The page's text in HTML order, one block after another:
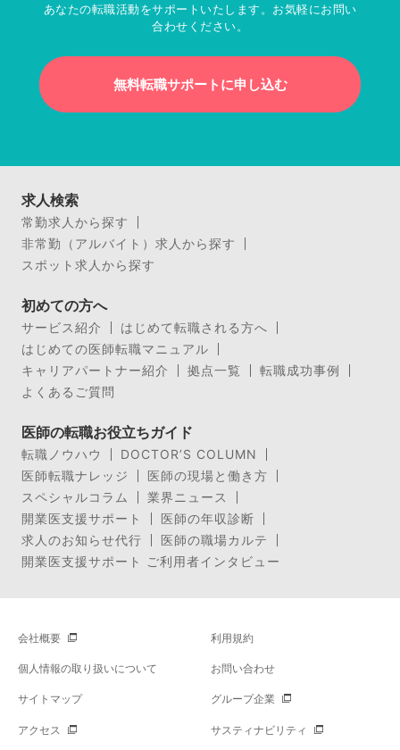
あなたの転職活動をサポートいたします。お気軽にお問い
合わせください。
無料転職サポートに申し込む
求人検索
常勤求人から探す
非常勤（アルバイト）求人から探す
スポット求人から探す
初めての方へ
サービス紹介
はじめて転職される方へ
はじめての医師転職マニュアル
キャリアパートナー紹介
拠点一覧
転職成功事例
よくあるご質問
医師の転職お役立ちガイド
転職ノウハウ
DOCTOR’S COLUMN
医師転職ナレッジ
医師の現場と働き方
スペシャルコラム
業界ニュース
開業医支援サポート
医師の年収診断
求人のお知らせ代行
医師の職場カルテ
開業医支援サポート ご利用者インタビュー
会社概要 利用規約
個人情報の取り扱いについて お問い合わせ
サイトマップ グループ企業
アクセス サスティナビリティ